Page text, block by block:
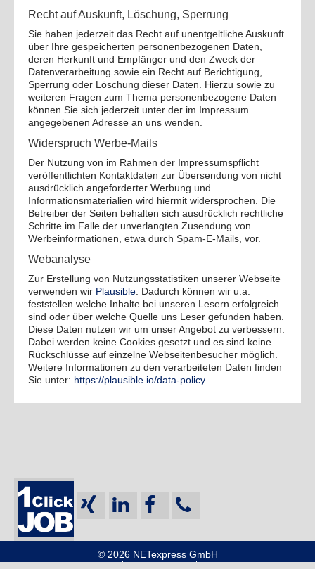
Recht auf Auskunft, Löschung, Sperrung
Sie haben jederzeit das Recht auf unentgeltliche Auskunft
über Ihre gespeicherten personenbezogenen Daten,
deren Herkunft und Empfänger und den Zweck der
Datenverarbeitung sowie ein Recht auf Berichtigung,
Sperrung oder Löschung dieser Daten. Hierzu sowie zu
weiteren Fragen zum Thema personenbezogene Daten
können Sie sich jederzeit unter der im Impressum
angegebenen Adresse an uns wenden.
Widerspruch Werbe-Mails
Der Nutzung von im Rahmen der Impressumspflicht
veröffentlichten Kontaktdaten zur Übersendung von nicht
ausdrücklich angeforderter Werbung und
Informationsmaterialien wird hiermit widersprochen. Die
Betreiber der Seiten behalten sich ausdrücklich rechtliche
Schritte im Falle der unverlangten Zusendung von
Werbeinformationen, etwa durch Spam-E-Mails, vor.
Webanalyse
Zur Erstellung von Nutzungsstatistiken unserer Webseite
verwenden wir Plausible . Dadurch können wir u.a.
feststellen welche Inhalte bei unseren Lesern erfolgreich
sind oder über welche Quelle uns Leser gefunden haben.
Diese Daten nutzen wir um unser Angebot zu verbessern.
Dabei werden keine Cookies gesetzt und es sind keine
Rückschlüsse auf einzelne Webseitenbesucher möglich.
Weitere Informationen zu den verarbeiteten Daten finden
Sie unter: https://plausible.io/data-policy
© 2026 NETexpress GmbH